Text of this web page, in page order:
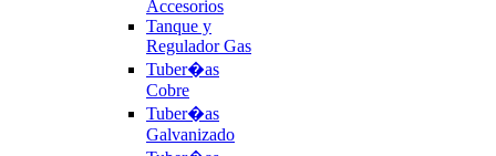
Accesorios
Tanque y
Regulador Gas
Tuber�as
Cobre
Tuber�as
Galvanizado